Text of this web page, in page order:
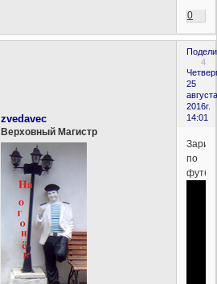
0
4
25
2016г.
14:01
zvedavec
Верховный Магистр
по